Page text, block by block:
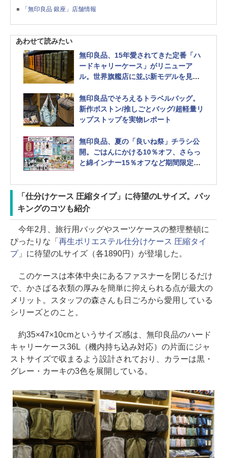
「無印良品 銀座」店舗情報
あわせて読みたい
無印良品、15年愛されてきた定番「ハ
ードキャリーケース」がリニューア
ル。世界旗艦店に並ぶ新モデルを見て
無印良品でそろえるトラベルバッグ。
新作ボストン/推しごとバッグ/超軽量リ
ップストップを実物レポート
無印良品、夏の「良いね祭」チラシ公
開。ごはんにかける10％オフ、さらっ
と綿インナー15％オフなど期間限定価
「仕分けケース 圧縮タイプ」に待望のLサイズ。パッ
キングのコツも紹介
今年2月、旅行用バッグやスーツケースの整理整頓に
ぴったりな「 再生ポリエステル仕分けケース 圧縮タイ
プ」に待望のLサイズ（各1890円）が登場した。
このケースは本体中央にあるファスナーを閉じるだけ
で、かさばる衣類の厚みを簡単に抑えられる点が最大の
メリット。スタッフの森さんも日ごろから愛用している
シリーズとのこと。
約35×47×10cmというサイズ感は、無印良品のハード
キャリーケース36L（機内持ち込み対応）の片面にジャ
ストサイズで収まるよう設計されており、カラーは黒・
グレー・カーキの3色を展開している。